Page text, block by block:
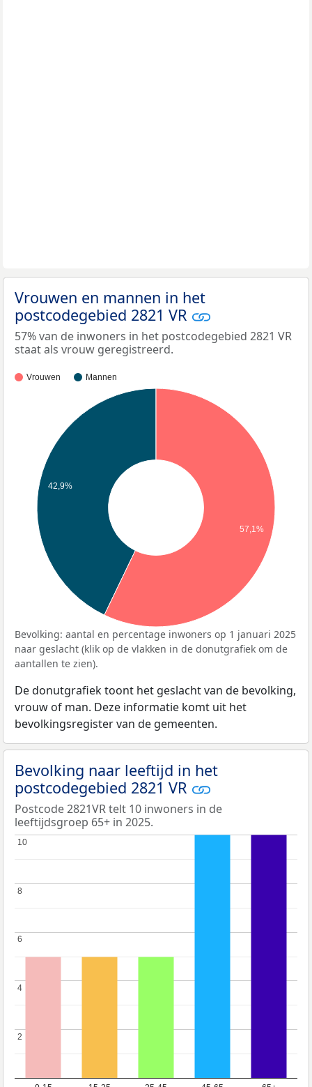
Vrouwen en mannen in het
postcodegebied 2821 VR
57% van de inwoners in het postcodegebied 2821 VR
staat als vrouw geregistreerd.
Vrouwen Mannen
42,9%
57,1%
Bevolking: aantal en percentage inwoners op 1 januari 2025
naar geslacht (klik op de vlakken in de donutgrafiek om de
aantallen te zien).
De donutgrafiek toont het geslacht van de bevolking,
vrouw of man. Deze informatie komt uit het
bevolkingsregister van de gemeenten.
Bevolking naar leeftijd in het
postcodegebied 2821 VR
Postcode 2821VR telt 10 inwoners in de
leeftijdsgroep 65+ in 2025.
2
2
4
4
6
6
8
8
10
10